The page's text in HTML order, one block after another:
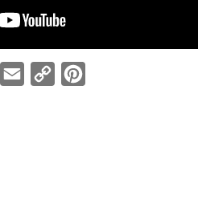
WhatsApp
Email
Copy